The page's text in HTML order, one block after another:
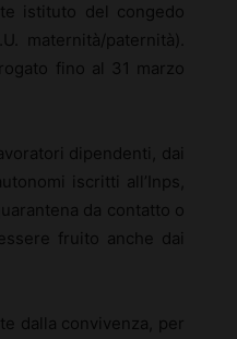
istituto del congedo
maternità/paternità).
fino al 31 marzo
dipendenti, dai
iscritti all’Inps,
da contatto o
fruito anche dai
dalla convivenza, per